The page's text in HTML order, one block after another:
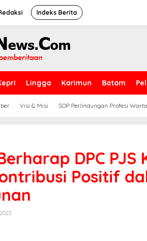
Indeks Berita
Lingga Karimun Batam
Visi & Misi SOP Perlindungan Profesi
DPC PJS
Positif